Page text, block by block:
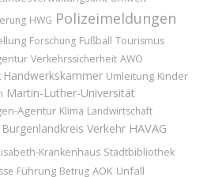
HWG Polizeimeldungen
Forschung Fußball Tourismus
Verkehrssicherheit AWO
Handwerkskammer Umleitung Kinder
Martin-Luther-Universität
Agentur Klima Landwirtschaft
Burgenlandkreis Verkehr HAVAG
Krankenhaus Stadtbibliothek
Führung Betrug AOK Unfall